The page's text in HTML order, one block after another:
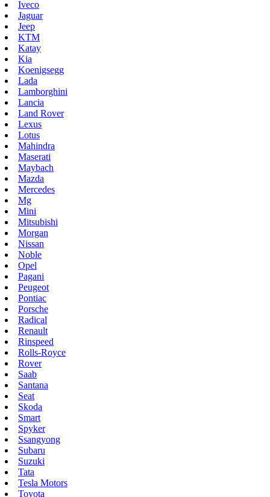
Iveco
Jaguar
Jeep
KTM
Katay
Kia
Koenigsegg
Lada
Lamborghini
Lancia
Land Rover
Lexus
Lotus
Mahindra
Maserati
Maybach
Mazda
Mercedes
Mg
Mini
Mitsubishi
Morgan
Nissan
Noble
Opel
Pagani
Peugeot
Pontiac
Porsche
Radical
Renault
Rinspeed
Rolls-Royce
Rover
Saab
Santana
Seat
Skoda
Smart
Spyker
Ssangyong
Subaru
Suzuki
Tata
Tesla Motors
Toyota